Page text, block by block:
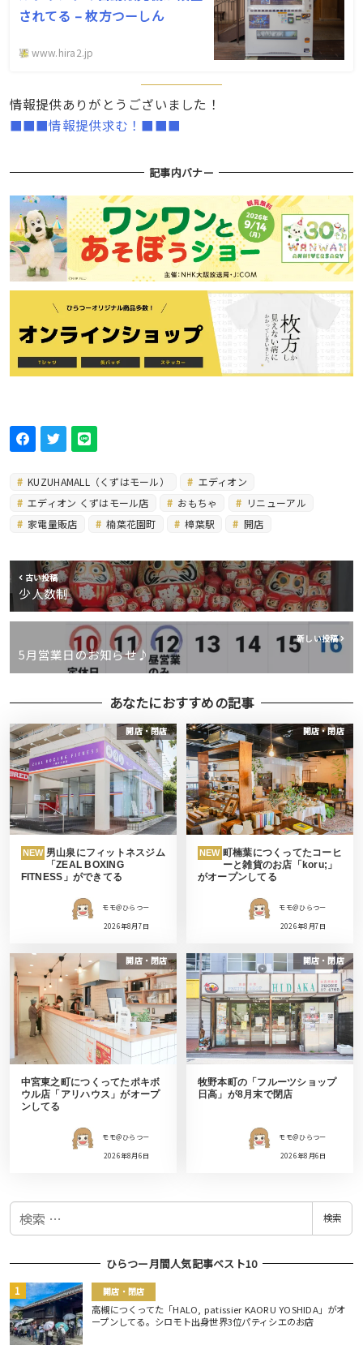
されてる – 枚方つーしん
www.hira2.jp
情報提供ありがとうございました！
■■■情報提供求む！■■■
記事内バナー
KUZUHAMALL（くずはモール）
エディオン
エディオン くずはモール店
おもちゃ
リニューアル
家電量販店
楠葉花園町 樟葉駅 開店
古い投稿
少人数制
新しい投稿
5月営業日のお知らせ♪
あなたにおすすめの記事
開店・閉店
NEW 男山泉にフィットネスジム
「ZEAL BOXING
FITNESS」ができてる
モモ＠ひらつー
2026年8月7日
開店・閉店
NEW 町楠葉につくってたコーヒ
ーと雑貨のお店「koru;」
がオープンしてる
モモ＠ひらつー
2026年8月7日
開店・閉店
中宮東之町につくってたポキボ
ウル店「アリハウス」がオープ
ンしてる
モモ＠ひらつー
2026年8月6日
開店・閉店
牧野本町の「フルーツショップ
日高」が8月末で閉店
モモ＠ひらつー
2026年8月6日
検
検索
ひらつー月間人気記事ベスト10
開店・閉店
高槻につくってた「HALO, patissier KAORU YOSHIDA」がオ
ープンしてる。シロモト出身世界3位パティシエのお店